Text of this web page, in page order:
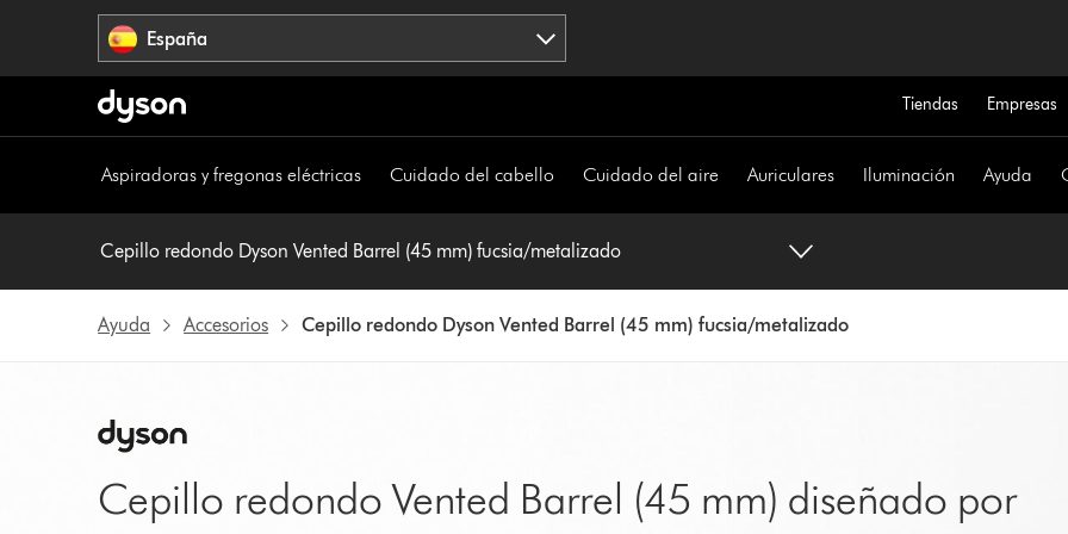
España
Tiendas Empresas
Aspiradoras y fregonas eléctricas Cuidado del cabello Cuidado del aire Auriculares Iluminación Ayuda
Cepillo redondo Dyson Vented Barrel (45 mm) fucsia/metalizado
Ayuda Accesorios Cepillo redondo Dyson Vented Barrel (45 mm) fucsia/metalizado
Cepillo redondo Vented Barrel (45 mm) diseñado por